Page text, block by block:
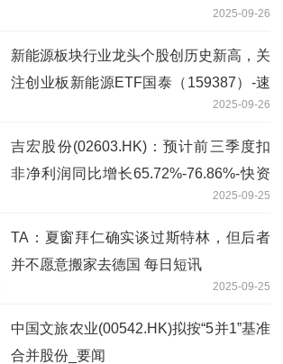
2025-09-26
新能源板块行业龙头个股创历史新高，关
注创业板新能源ETF国泰（159387）-速
2025-09-26
吉宏股份(02603.HK)：预计前三季度扣
非净利润同比增长65.72%-76.86%-快资
2025-09-25
TA：夏窗拜仁确实谈过斯特林，但后者
并不愿意搬家去德国 每日短讯
2025-09-25
中国文旅农业(00542.HK)拟按“5并1”基准
合并股份_要闻